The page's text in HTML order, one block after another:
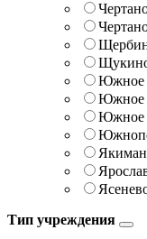
Южное
Южное
Южное
Тип учреждения